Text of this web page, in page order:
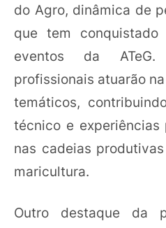
do Agro, dinâmica de
que tem conquistado
eventos da
profissionais atuarão
temáticos,
técnico e experiências
nas cadeias
maricultura.
Outro destaque da